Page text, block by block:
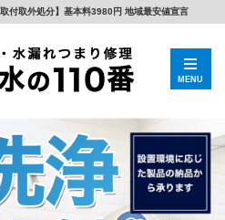
付取外処分】基本料3980円 地域最安値宣言
MENU